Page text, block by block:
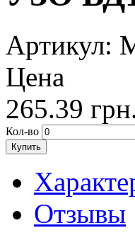
Артикул:
Цена
265.39
Кол-во
Купить
Отзывы